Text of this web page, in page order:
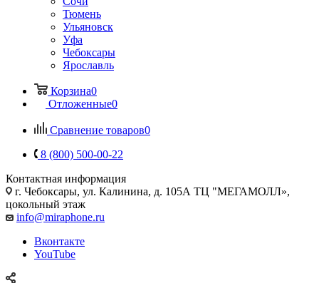
Тюмень
Ульяновск
Уфа
Чебоксары
Ярославль
Корзина0
Отложенные0
Сравнение товаров0
8 (800) 500-00-22
Контактная информация
г. Чебоксары, ул. Калинина, д. 105А ТЦ "МЕГАМОЛЛ»,
цокольный этаж
info@miraphone.ru
Вконтакте
YouTube